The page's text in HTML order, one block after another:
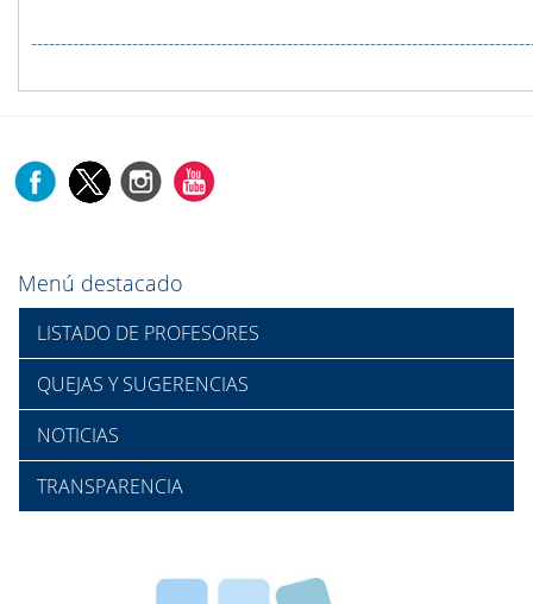
Menú destacado
LISTADO DE PROFESORES
QUEJAS Y SUGERENCIAS
NOTICIAS
TRANSPARENCIA